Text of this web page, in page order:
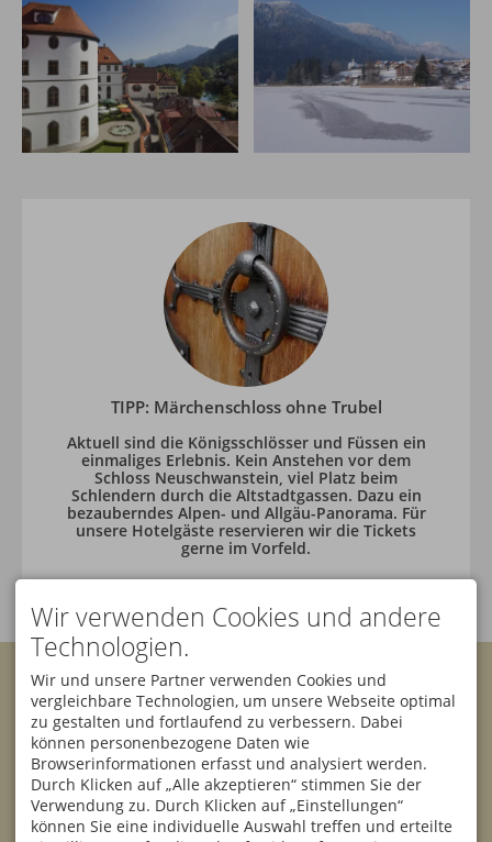
TIPP: Märchenschloss ohne Trubel
Aktuell sind die Königsschlösser und Füssen ein
einmaliges Erlebnis. Kein Anstehen vor dem
Schloss Neuschwanstein, viel Platz beim
Schlendern durch die Altstadtgassen. Dazu ein
bezauberndes Alpen- und Allgäu-Panorama. Für
unsere Hotelgäste reservieren wir die Tickets
gerne im Vorfeld.
Bannwaldsee Hotel GmbH
& Co. KG
Klaus Rehklau
Sesselbahnstraße 10
87642 Halblech
DEUTSCHLAND
Tel.+49 8368 9000
Fax +49 8368 900 150
info@bannwaldsee-
Facebook Instagram
Newsletter
Wir verwenden Cookies und andere
Technologien.
Wir und unsere Partner verwenden Cookies und
vergleichbare Technologien, um unsere Webseite optimal
zu gestalten und fortlaufend zu verbessern. Dabei
können personenbezogene Daten wie
Browserinformationen erfasst und analysiert werden.
Durch Klicken auf „Alle akzeptieren“ stimmen Sie der
Verwendung zu. Durch Klicken auf „Einstellungen“
können Sie eine individuelle Auswahl treffen und erteilte